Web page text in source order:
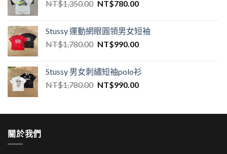
NT$1,350.00 NT$780.00
Stussy 運動網眼圓領男女短袖
NT$1,780.00 NT$990.00
Stussy 男女刺繡短袖polo衫
NT$1,780.00 NT$990.00
關於我們